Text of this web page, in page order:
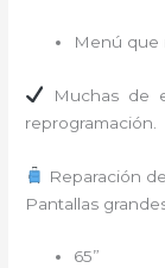
Menú que
Muchas de
reprogramación.
Reparación
Pantallas
65”